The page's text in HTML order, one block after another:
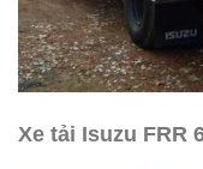
Xe tải Isuzu FRR